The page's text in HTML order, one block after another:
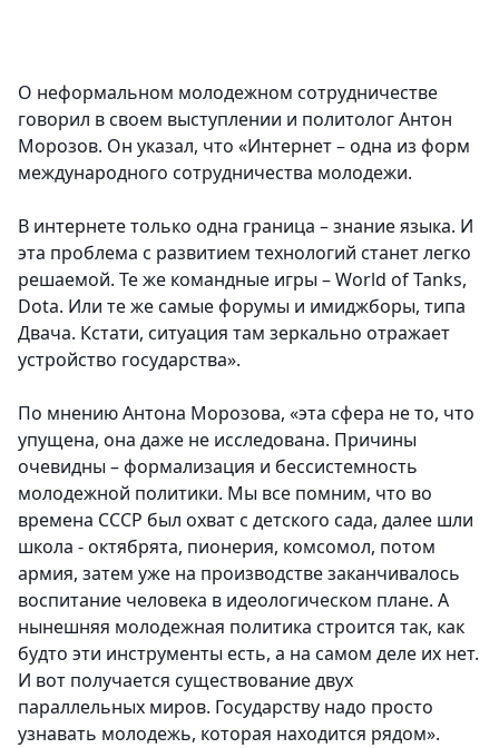
О неформальном молодежном сотрудничестве
говорил в своем выступлении и политолог Антон
Морозов. Он указал, что «Интернет – одна из форм
международного сотрудничества молодежи.
В интернете только одна граница – знание языка. И
эта проблема с развитием технологий станет легко
решаемой. Те же командные игры – World of Tanks,
Dota. Или те же самые форумы и имиджборы, типа
Двача. Кстати, ситуация там зеркально отражает
устройство государства».
По мнению Антона Морозова, «эта сфера не то, что
упущена, она даже не исследована. Причины
очевидны – формализация и бессистемность
молодежной политики. Мы все помним, что во
времена СССР был охват с детского сада, далее шли
школа - октябрята, пионерия, комсомол, потом
армия, затем уже на производстве заканчивалось
воспитание человека в идеологическом плане. А
нынешняя молодежная политика строится так, как
будто эти инструменты есть, а на самом деле их нет.
И вот получается существование двух
параллельных миров. Государству надо просто
узнавать молодежь, которая находится рядом».